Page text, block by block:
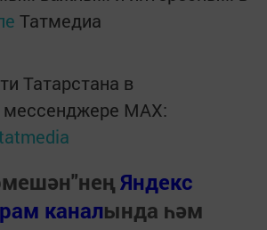
Татмедиа
Татарстана в
MАХ:
Яндекс
каналында һәм